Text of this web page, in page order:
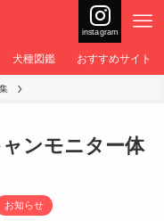
instagram
犬種図鑑 おすすめサイト
ンモニター体
お知らせ